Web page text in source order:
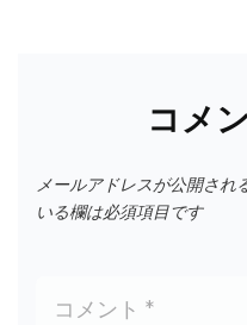
ョ
コメ
メールアドレスが公開され
いる欄は必須項目です